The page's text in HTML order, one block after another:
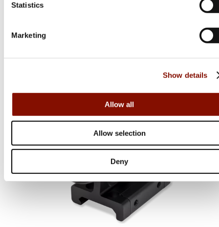
Statistics
Marketing
Show details
Allow all
Allow selection
Deny